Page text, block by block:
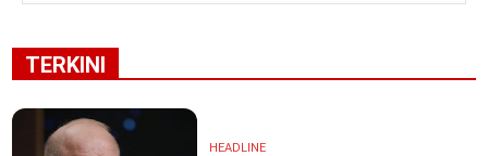
TERKINI
HEADLINE